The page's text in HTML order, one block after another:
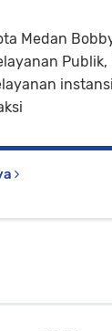
Medan
Publik,